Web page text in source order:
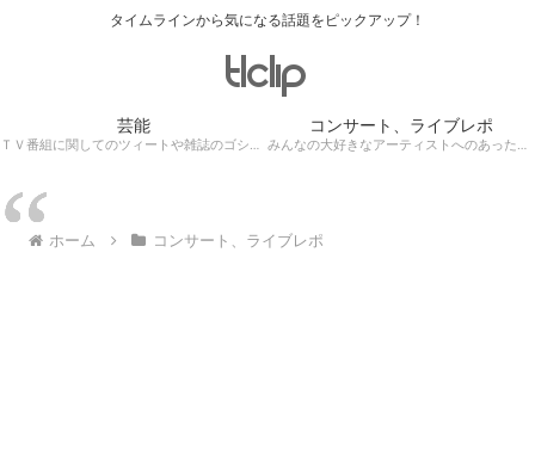
タイムラインから気になる話題をピックアップ！
芸能
ＴＶ番組に関してのツィートや雑誌のゴシップ記事、芸能人目撃情報・ロケ現場遭遇・・・
コンサート、ライブレポ
みんなの大好きなアーティストへのあったかぁ～い思いをツイッターレポートに保存！
ホーム コンサート、ライブレポ